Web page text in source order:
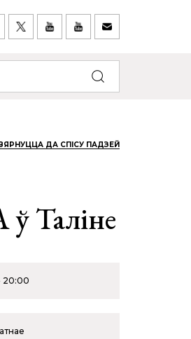
ДА СПІСУ ПАДЗЕЙ
Таліне
20:00